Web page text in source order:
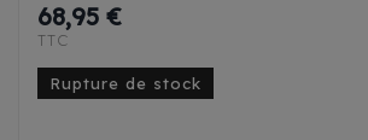
68,95 €
TTC
Rupture de stock